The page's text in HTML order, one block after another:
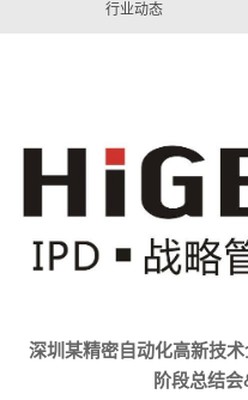
行业动态
深圳某精密自动化高新技
阶段总结